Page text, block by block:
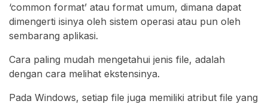
‘common format’ atau format umum, dimana dapat
dimengerti isinya oleh sistem operasi atau pun oleh
sembarang aplikasi.
Cara paling mudah mengetahui jenis file, adalah
dengan cara melihat ekstensinya.
Pada Windows, setiap file juga memiliki atribut file yang